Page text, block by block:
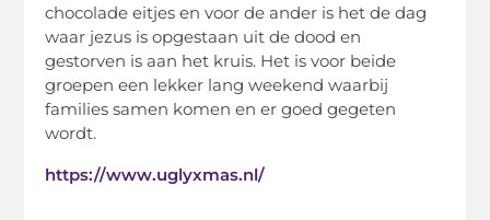
chocolade eitjes en voor de ander is het de dag
waar jezus is opgestaan uit de dood en
gestorven is aan het kruis. Het is voor beide
groepen een lekker lang weekend waarbij
families samen komen en er goed gegeten
wordt.
https://www.uglyxmas.nl/